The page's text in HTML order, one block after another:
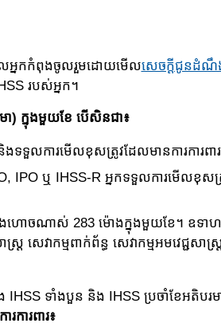
ែលអ្នកកំពុងចូលរួមដោយមើលសេចក្ដីជូនដំណឹ
របស់អ្នក។
) ក្នុងមួយខែ បើសិនជា៖
ងទទួលការមើលខុសត្រូវដែលមាន​ការ​ការ​ពា
IPO ឬ IHSS-R អ្នកទទួលការមើលខុស​ត្
យ៉ាងហោចណាស់ 283 ម៉ោងក្នុងមួយខែ។ ឧទ
ស្ត្រ សេវាកម្មពាក់​ព័ន្ធ សេវាកម្មអមវេជ្ជសា
រង IHSS ទាំងបួន និង IHSS ប្រចាំ​ខែ​​អតិប
ការពារ៖